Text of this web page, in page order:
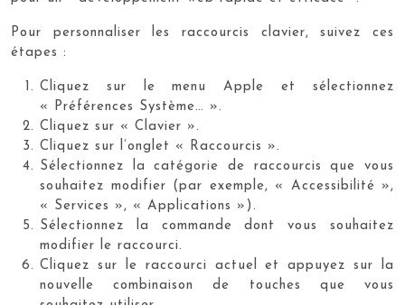
Pour personnaliser les raccourcis clavier, suivez ces
étapes :
Cliquez sur le menu Apple et sélectionnez
« Préférences Système… ».
Cliquez sur « Clavier ».
Cliquez sur l’onglet « Raccourcis ».
Sélectionnez la catégorie de raccourcis que vous
souhaitez modifier (par exemple, « Accessibilité »,
« Services », « Applications »).
Sélectionnez la commande dont vous souhaitez
modifier le raccourci.
Cliquez sur le raccourci actuel et appuyez sur la
nouvelle combinaison de touches que vous